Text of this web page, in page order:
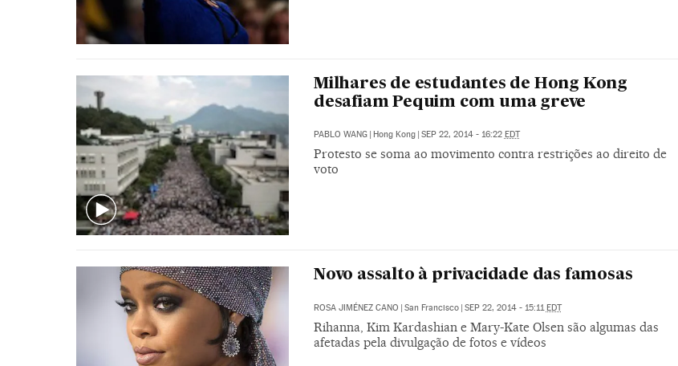
Milhares de estudantes de Hong Kong
desafiam Pequim com uma greve
PABLO WANG | Hong Kong | SEP 22, 2014 - 16:22 EDT
Protesto se soma ao movimento contra restrições ao direito de
voto
Novo assalto à privacidade das famosas
ROSA JIMÉNEZ CANO San Francisco SEP 22, 2014 - 15:11 EDT
Rihanna, Kim Kardashian e Mary-Kate Olsen são algumas das
afetadas pela divulgação de fotos e vídeos